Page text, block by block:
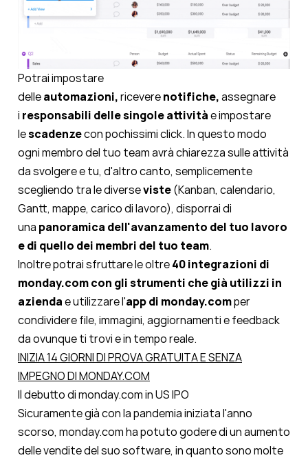
Potrai impostare
delleautomazioni,riceverenotifiche,assegnare
i responsabili delle singole attivitàe impostare
lescadenzecon pochissimi click. In questo modo
ogni membro del tuo team avrà chiarezza sulle attività
da svolgere e tu, d'altro canto, semplicemente
scegliendo tra le diverseviste(Kanban, calendario,
Gantt, mappe, carico di lavoro), disporrai di
una panoramica dell'avanzamento del tuo lavoro
e di quello dei membri del tuo team.
Inoltre potrai sfruttare le oltre40 integrazioni di
monday.com con gli strumenti che già utilizzi in
aziendae utilizzare l'app di monday.comper
condividere file, immagini, aggiornamenti e feedback
da ovunque ti trovi e in tempo reale.
INIZIA 14 GIORNI DI PROVA GRATUITA E SENZA
IMPEGNO DI MONDAY.COM
Il debutto di monday.com in US IPO
Sicuramente già con la pandemia iniziata l'anno
scorso, monday.com ha potuto godere di un aumento
delle vendite del suo software, in quanto sono molte